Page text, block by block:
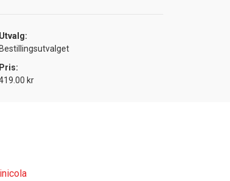
Utvalg:
Bestillingsutvalget
Pris:
kr